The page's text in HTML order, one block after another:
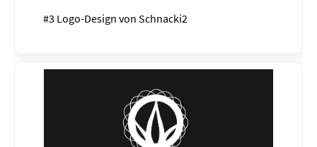
#3 Logo-Design von Schnacki2